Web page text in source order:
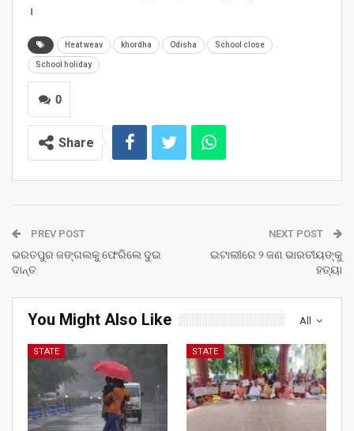
।
Heat weav khordha Odisha School close
School holiday
0
Share
PREV POST
ଭରତପୁର ଜଙ୍ଗଲକୁ ଫେରିଲେ ଦୁଇ
ଦାନ୍ତ
NEXT POST
ଇଟାଲୀରେ ୨ ଜଣ ଭାରତୀୟଙ୍କୁ
ହତ୍ୟା
All
You Might Also Like
STATE STATE